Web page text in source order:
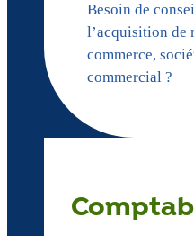
Besoin de
l’acquisition de
commerce,
commercial ?